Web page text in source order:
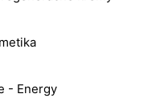
- Energy